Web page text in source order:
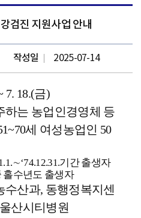
검진 지원사업 안내
작성일 2025-07-14
7. 18.(금)
하는 농업인경영체 등
세 여성농업인 50
∼‘74.12.31.기간 출생자
홀수년도 출생자
수산과, 동행정복지센
울산시티병원